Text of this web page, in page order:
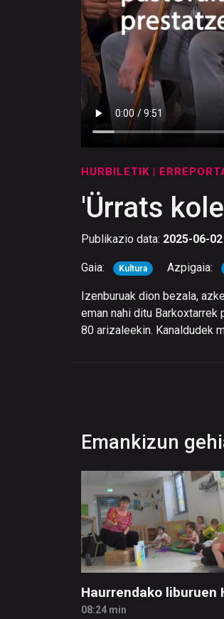
HURBILETIK |
'Ürrats
Publikazio data: 2025-06-02
Gaia: Kultura Azpigaia:
Izenburuak dion bezala,
eman nahi ditu
80 arizaleekin. Kanaldudek
Emankizun
Haurrendako liburuen
08:24 min